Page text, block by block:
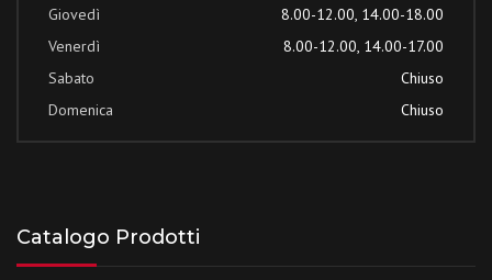
Giovedì
8.00-12.00, 14.00-18.00
Venerdì
8.00-12.00, 14.00-17.00
Sabato
Chiuso
Domenica
Chiuso
Catalogo Prodotti